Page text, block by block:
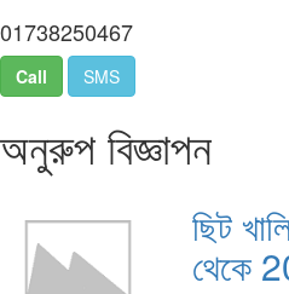
01738250467
Call SMS
অনুরুপ বিজ্ঞাপন
ছিট
থেকে